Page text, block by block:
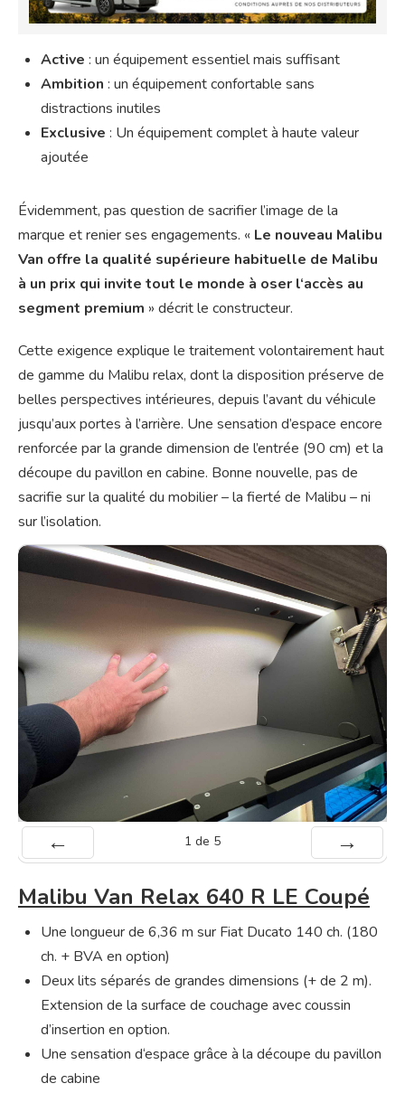
Active : un équipement essentiel mais suffisant
Ambition : un équipement confortable sans
distractions inutiles
Exclusive : Un équipement complet à haute valeur
ajoutée
Évidemment, pas question de sacrifier l’image de la
marque et renier ses engagements. « Le nouveau Malibu
Van offre la qualité supérieure habituelle de Malibu
à un prix qui invite tout le monde à oser l‘accès au
segment premium » décrit le constructeur.
Cette exigence explique le traitement volontairement haut
de gamme du Malibu relax, dont la disposition préserve de
belles perspectives intérieures, depuis l’avant du véhicule
jusqu’aux portes à l’arrière. Une sensation d’espace encore
renforcée par la grande dimension de l’entrée (90 cm) et la
découpe du pavillon en cabine. Bonne nouvelle, pas de
sacrifie sur la qualité du mobilier – la fierté de Malibu – ni
sur l’isolation.
1 de 5
Malibu Van Relax 640 R LE Coupé
Une longueur de 6,36 m sur Fiat Ducato 140 ch. (180
ch. + BVA en option)
Deux lits séparés de grandes dimensions (+ de 2 m).
Extension de la surface de couchage avec coussin
d’insertion en option.
Une sensation d‘espace grâce à la découpe du pavillon
de cabine